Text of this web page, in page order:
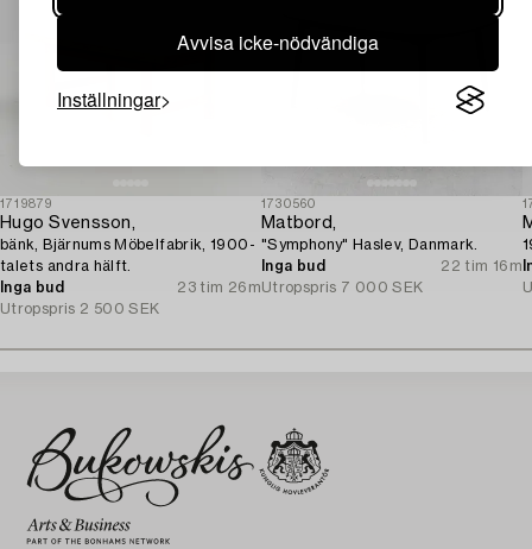
Avvisa icke-nödvändiga
Inställningar
1719879
Hugo Svensson,
bänk, Bjärnums Möbelfabrik, 1900-
talets andra hälft.
Inga bud
23 tim 26m
Utropspris 2 500 SEK
1730560
Matbord,
"Symphony" Haslev, Danmark.
Inga bud
22 tim 16m
Utropspris 7 000 SEK